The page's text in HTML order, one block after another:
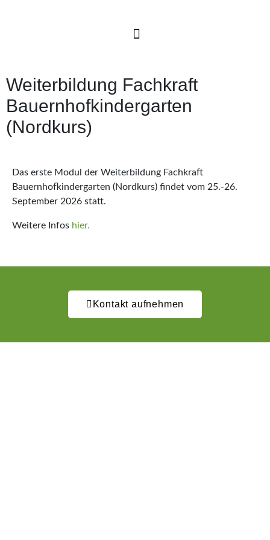
Weiterbildung Fachkraft
Bauernhofkindergarten
(Nordkurs)
Das erste Modul der Weiterbildung Fachkraft
Bauernhofkindergarten (Nordkurs) findet vom 25.-26.
September 2026 statt.
Weitere Infos hier.
Kontakt aufnehmen